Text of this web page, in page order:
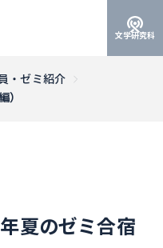
文学研究科
・ゼミ紹介
）
夏のゼミ合宿